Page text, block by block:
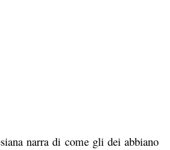
narra di come gli dei abbiano